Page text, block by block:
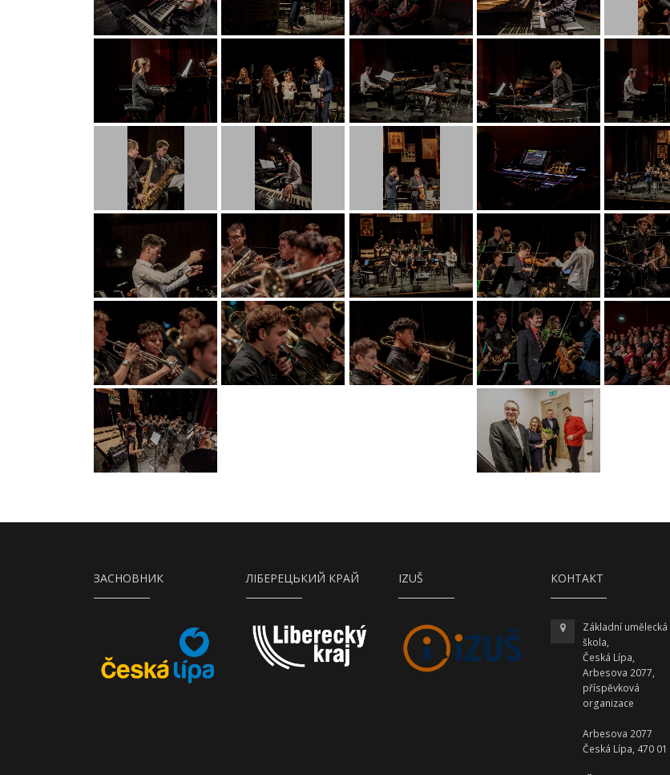
ЗАСНОВНИК
Město Česká Lípa
ЛІБЕРЕЦЬКИЙ КРАЙ IZUŠ КОНТАКТ
Základní umělecká
škola,
Česká Lípa,
Arbesova 2077,
příspěvková
organizace
Arbesova 2077
Česká Lípa, 470 01